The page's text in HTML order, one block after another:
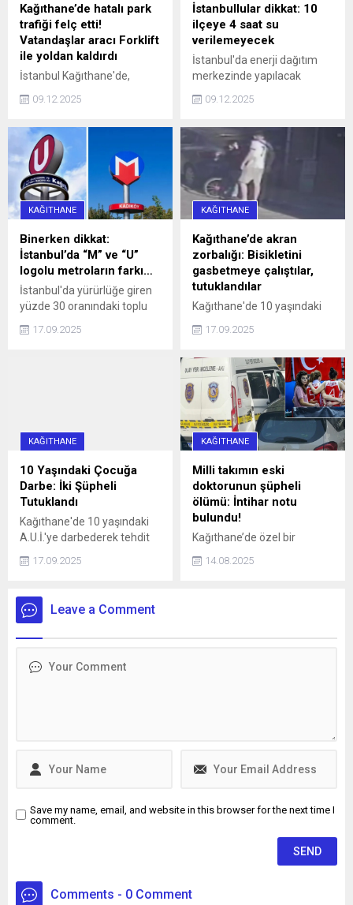
Kağıthane’de hatalı park
trafiği felç etti!
Vatandaşlar aracı Forklift
ile yoldan kaldırdı
İstanbul Kağıthane'de,
saat 16.00 sularında 34 SS
hatalı park nedeniyle
caddeyi araç trafiğine
kapattı. Araç sürücüleri ile
halk otobüsündeki
yurttaşlar, uzun bir süre
aracın sürücüsüne
ulaşmaya ...
09.12.2025
İstanbullular dikkat: 10
ilçeye 4 saat su
verilemeyecek
İstanbul'da enerji dağıtım
merkezinde yapılacak
10 ilçeye 4 saat su
09.12.2025
KAĞITHANE
Binerken dikkat:
İstanbul’da “M” ve “U”
logolu metroların farkı…
İstanbul'da yürürlüğe giren
yüzde 30 oranındaki toplu
ulaşım zammı, 'U' logolu
metrolar ve Marmaray'da
17.09.2025
KAĞITHANE
Kağıthane’de akran
zorbalığı: Bisikletini
gasbetmeye çalıştılar,
tutuklandılar
Kağıthane'de 10 yaşındaki
çocuğun bisikletini
gasbetmeye çalışan 16 ve
darbettikleri gerekçesiyle
tutuklandı.
17.09.2025
KAĞITHANE
10 Yaşındaki Çocuğa
Darbe: İki Şüpheli
Tutuklandı
Kağıthane'de 10 yaşındaki
A.U.İ.'ye darbederek tehdit
bir aracın çarpmasına neden
yaşındaki E.S. gözaltına
alındı. Şüpheliler, adliyeye
17.09.2025
KAĞITHANE
Milli takımın eski
doktorunun şüpheli
ölümü: İntihar notu
bulundu!
Kağıthane’de özel bir
olarak görev yapan doktor
intiharımı erteledim" yazılı
14.08.2025
Leave a Comment
Save my name, email, and website in this browser for the next time I
comment.
Comments - 0 Comment